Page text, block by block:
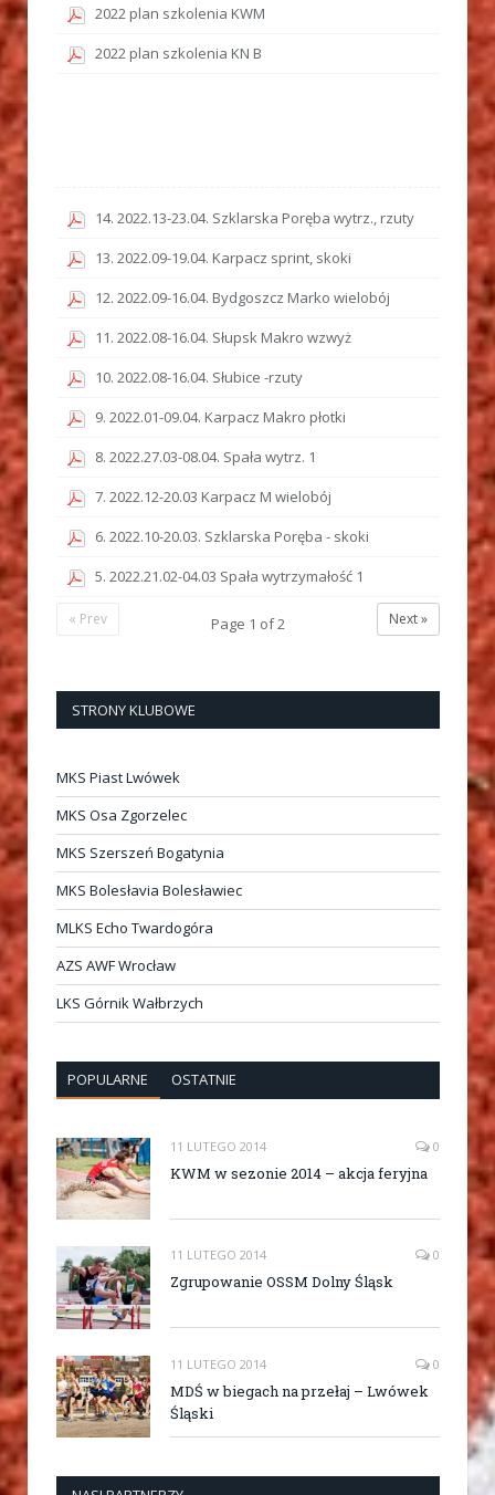
2022 plan szkolenia KWM
2022 plan szkolenia KN B
14. 2022.13-23.04. Szklarska Poręba wytrz., rzuty
13. 2022.09-19.04. Karpacz sprint, skoki
12. 2022.09-16.04. Bydgoszcz Marko wielobój
11. 2022.08-16.04. Słupsk Makro wzwyż
10. 2022.08-16.04. Słubice -rzuty
9. 2022.01-09.04. Karpacz Makro płotki
8. 2022.27.03-08.04. Spała wytrz. 1
7. 2022.12-20.03 Karpacz M wielobój
6. 2022.10-20.03. Szklarska Poręba - skoki
5. 2022.21.02-04.03 Spała wytrzymałość 1
Next »
Page 1 of2
« Prev
STRONY KLUBOWE
MKS Piast Lwówek
MKS Osa Zgorzelec
MKS Szerszeń Bogatynia
MKS Bolesłavia Bolesławiec
MLKS Echo Twardogóra
AZS AWF Wrocław
LKS Górnik Wałbrzych
POPULARNE OSTATNIE
11 LUTEGO 2014 0
KWM w sezonie 2014 – akcja feryjna
11 LUTEGO 2014 0
Zgrupowanie OSSM Dolny Śląsk
11 LUTEGO 2014 0
MDŚ w biegach na przełaj – Lwówek
Śląski